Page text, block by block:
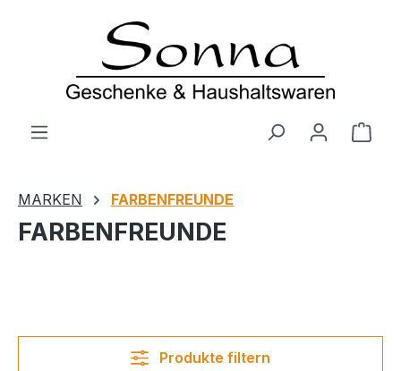
Zum Hauptinhalt springen
MARKEN FARBENFREUNDE
FARBENFREUNDE
Produkte filtern